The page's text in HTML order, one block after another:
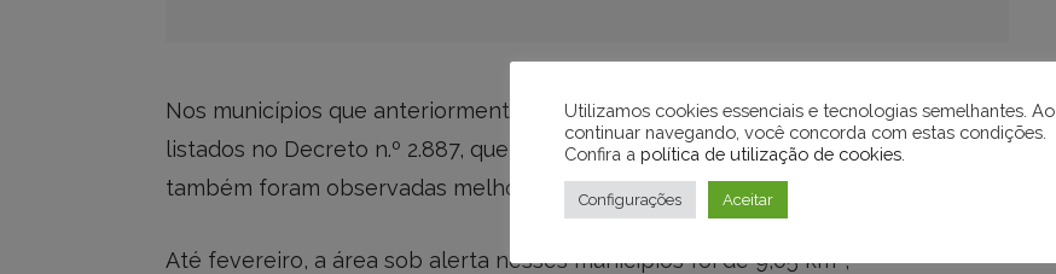
Nos municípios que anteriormente apresentavam cenários preocupantes,
listados no Decreto n.º 2.887, que declara Estado de Emergência Ambiental,
também foram observadas melhoras significativas.
Até fevereiro, a área sob alerta nesses municípios foi de 9,05 km²,
Utilizamos cookies essenciais e tecnologias semelhantes. Ao
continuar navegando, você concorda com estas condições.
Confira a política de utilização de cookies
Configurações Aceitar